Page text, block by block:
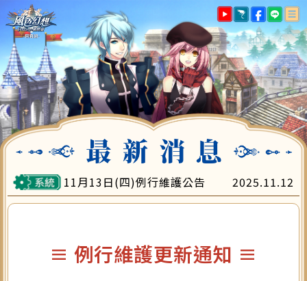
最新消息
遊戲指南
帳號註冊
下載專區
遊戲儲值
會員中心
11月13日(四)例行維護公告 2025.11.12
≡ 例行維護更新通知 ≡